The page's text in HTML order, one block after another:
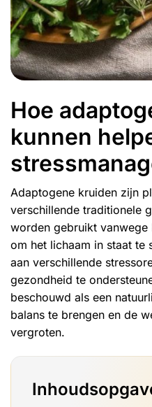
Hoe
kunnen
Adaptogene kruiden zijn
verschillende traditionele
worden gebruikt vanwege
om het lichaam in staat te
aan verschillende
gezondheid te
beschouwd als een
balans te brengen en de
vergroten.